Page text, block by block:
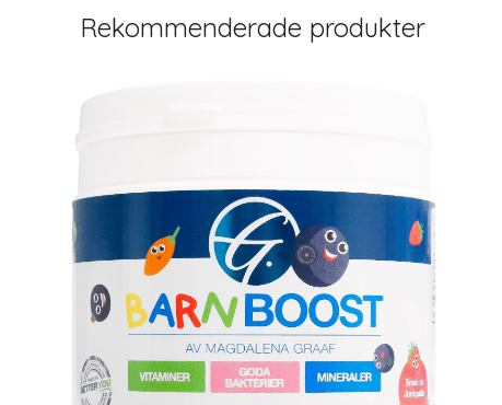
Rekommenderade produkter